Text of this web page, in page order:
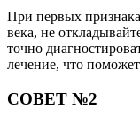
При первых
века, не
точно
лечение, что
СОВЕТ №2